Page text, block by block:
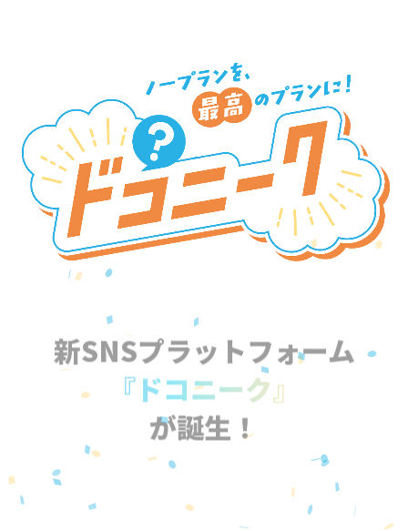
新SNSプラットフォーム
『ドコニーク』
が誕生！